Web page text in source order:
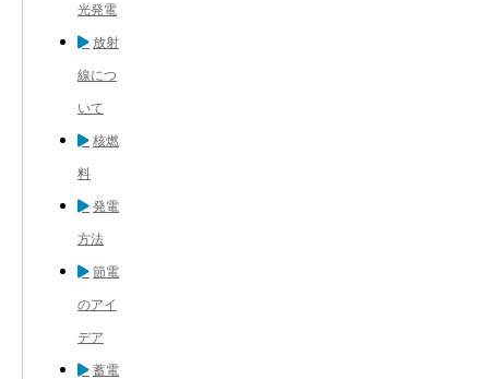
光発電
放射
線につ
いて
核燃
料
発電
方法
節電
のアイ
デア
蓄電